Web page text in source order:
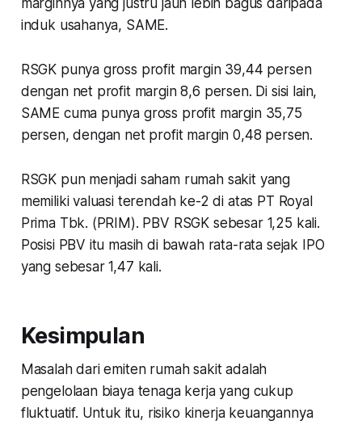
induk usahanya, SAME.
RSGK punya gross profit margin 39,44 persen
dengan net profit margin 8,6 persen. Di sisi lain,
SAME cuma punya gross profit margin 35,75
persen, dengan net profit margin 0,48 persen.
RSGK pun menjadi saham rumah sakit yang
memiliki valuasi terendah ke-2 di atas PT Royal
Prima Tbk. (PRIM). PBV RSGK sebesar 1,25 kali.
Posisi PBV itu masih di bawah rata-rata sejak IPO
yang sebesar 1,47 kali.
Kesimpulan
Masalah dari emiten rumah sakit adalah
pengelolaan biaya tenaga kerja yang cukup
fluktuatif. Untuk itu, risiko kinerja keuangannya